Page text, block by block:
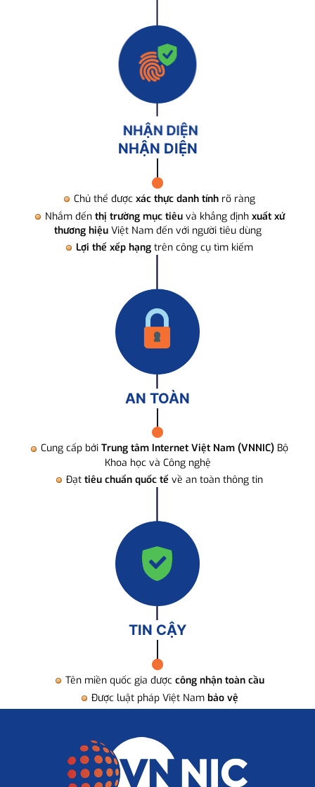
NHẬN DIỆN
Chủ thể được xác thực danh tính rõ ràng
Nhắm đến thị trường mục tiêuvà khẳng định xuất xứ
thương hiệuViệt Nam đến với người tiêu dùng
Lợi thế xếp hạng trên công cụ tìm kiếm
AN TOÀN
Cung cấp bởi Trung tâm Internet Việt Nam (VNNIC) Bộ
Khoa học và Công nghệ
Đạt tiêu chuẩn quốc tế về an toàn thông tin
TIN CẬY
Tên miền quốc gia được công nhận toàn cầu
Được luật pháp Việt Nam bảo vệ